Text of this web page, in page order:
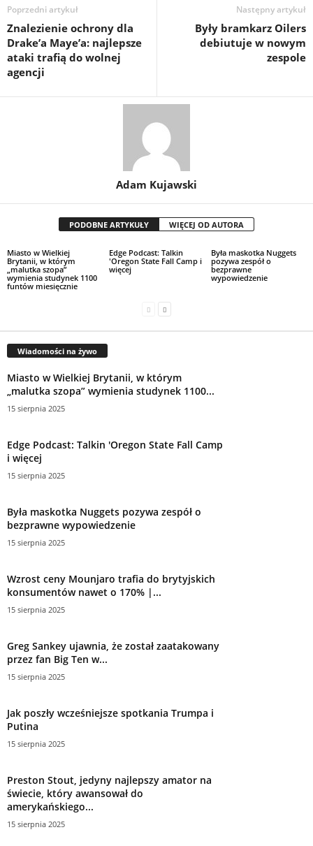
Poprzedni artykuł
Znalezienie ochrony dla
Drake’a Maye’a: najlepsze
ataki trafią do wolnej
agencji
Następny artykuł
Były bramkarz Oilers
debiutuje w nowym
zespole
Adam Kujawski
PODOBNE ARTYKUŁY WIĘCEJ OD AUTORA
Miasto w Wielkiej
Brytanii, w którym
„malutka szopa”
wymienia studynek 1100
funtów miesięcznie
Edge Podcast: Talkin
'Oregon State Fall Camp i
więcej
Była maskotka Nuggets
pozywa zespół o
bezprawne
wypowiedzenie
Wiadomości na żywo
Miasto w Wielkiej Brytanii, w którym
„malutka szopa” wymienia studynek 1100...
15 sierpnia 2025
Edge Podcast: Talkin 'Oregon State Fall Camp
i więcej
15 sierpnia 2025
Była maskotka Nuggets pozywa zespół o
bezprawne wypowiedzenie
15 sierpnia 2025
Wzrost ceny Mounjaro trafia do brytyjskich
konsumentów nawet o 170% |...
15 sierpnia 2025
Greg Sankey ujawnia, że został zaatakowany
przez fan Big Ten w...
15 sierpnia 2025
Jak poszły wcześniejsze spotkania Trumpa i
Putina
15 sierpnia 2025
Preston Stout, jedyny najlepszy amator na
świecie, który awansował do
amerykańskiego...
15 sierpnia 2025